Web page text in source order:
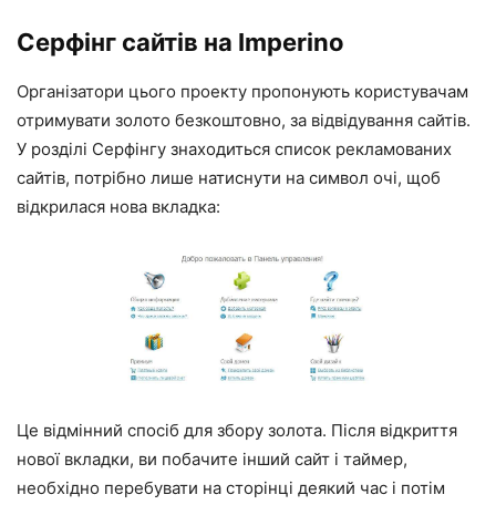
Серфінг сайтів на Imperino
Організатори цього проекту пропонують користувачам
отримувати золото безкоштовно, за відвідування сайтів.
У розділі Серфінгу знаходиться список рекламованих
сайтів, потрібно лише натиснути на символ очі, щоб
відкрилася нова вкладка:
Це відмінний спосіб для збору золота. Після відкриття
нової вкладки, ви побачите інший сайт і таймер,
необхідно перебувати на сторінці деякий час і потім